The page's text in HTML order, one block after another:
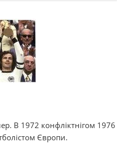
В 1972 конфліктнігом 1976
Європи.